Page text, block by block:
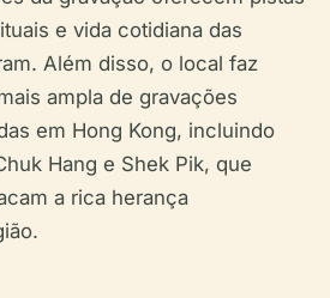
e vida cotidiana das
Além disso, o local faz
ampla de gravações
em Hong Kong, incluindo
Hang e Shek Pik, que
a rica herança